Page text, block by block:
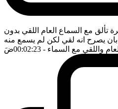
تألق مع السماع العام اللقي بدون
يصرح انه لقي لكن لم يسمع منه
واللقي مع السماء - 00:02:23 ضَ